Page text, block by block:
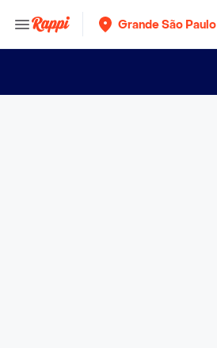
Grande São Paulo